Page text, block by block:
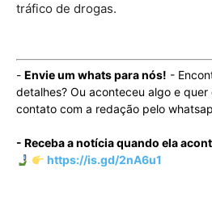
tráfico de drogas.
- Envie um whats para nós! -
detalhes? Ou aconteceu algo e quer
contato com a redação pelo
- Receba a notícia quando ela
https://is.gd/2nA6u1